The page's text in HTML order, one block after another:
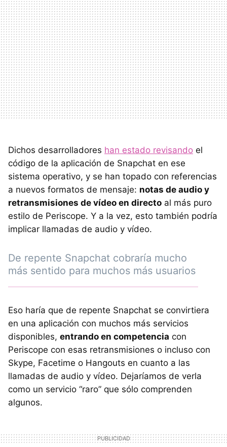
Dichos desarrolladores han estado revisando el
código de la aplicación de Snapchat en ese
sistema operativo, y se han topado con referencias
a nuevos formatos de mensaje: notas de audio y
retransmisiones de vídeo en directo al más puro
estilo de Periscope. Y a la vez, esto también podría
implicar llamadas de audio y vídeo.
De repente Snapchat cobraría mucho
más sentido para muchos más usuarios
Eso haría que de repente Snapchat se convirtiera
en una aplicación con muchos más servicios
disponibles, entrando en competencia con
Periscope con esas retransmisiones o incluso con
Skype, Facetime o Hangouts en cuanto a las
llamadas de audio y vídeo. Dejaríamos de verla
como un servicio “raro” que sólo comprenden
algunos.